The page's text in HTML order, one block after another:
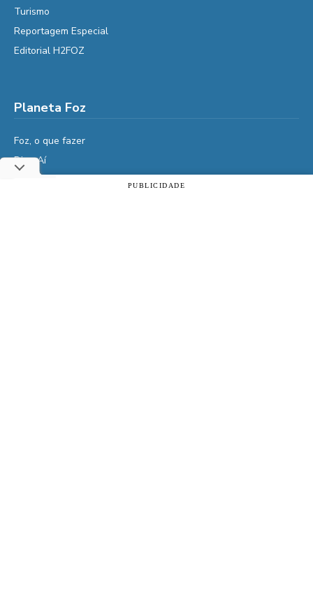
Turismo
Reportagem Especial
Editorial H2FOZ
Planeta Foz
Foz, o que fazer
Diga Aí
PUBLICIDADE